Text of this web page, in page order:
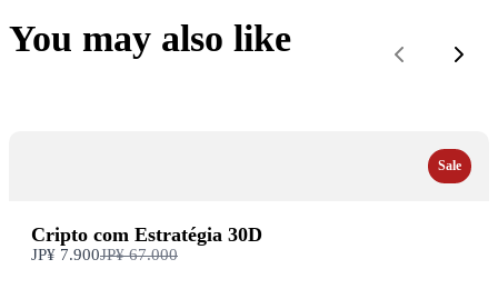
You may also like
PreviousNext
Sale
Cripto com Estratégia 30D
JP¥ 7.900Compare
JP¥ 67.000